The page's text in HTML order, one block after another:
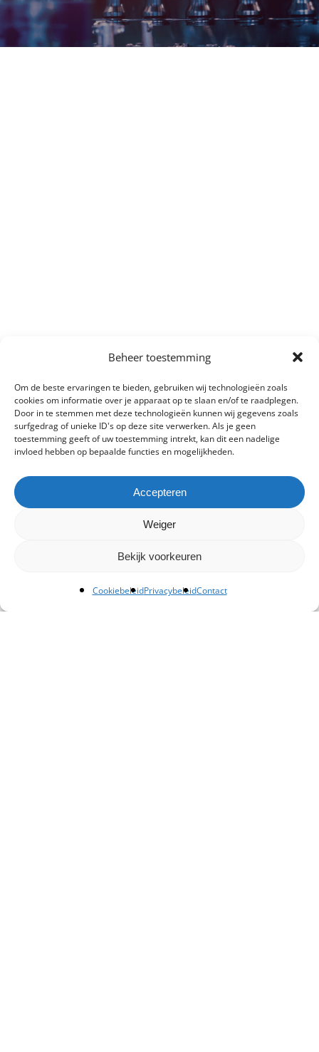
Beheer toestemming
Om de beste ervaringen te bieden, gebruiken wij technologieën zoals
cookies om informatie over je apparaat op te slaan en/of te raadplegen.
Door in te stemmen met deze technologieën kunnen wij gegevens zoals
surfgedrag of unieke ID's op deze site verwerken. Als je geen
toestemming geeft of uw toestemming intrekt, kan dit een nadelige
invloed hebben op bepaalde functies en mogelijkheden.
Accepteren
Weiger
Bekijk voorkeuren
CookiebeleidPrivacybeleidContact